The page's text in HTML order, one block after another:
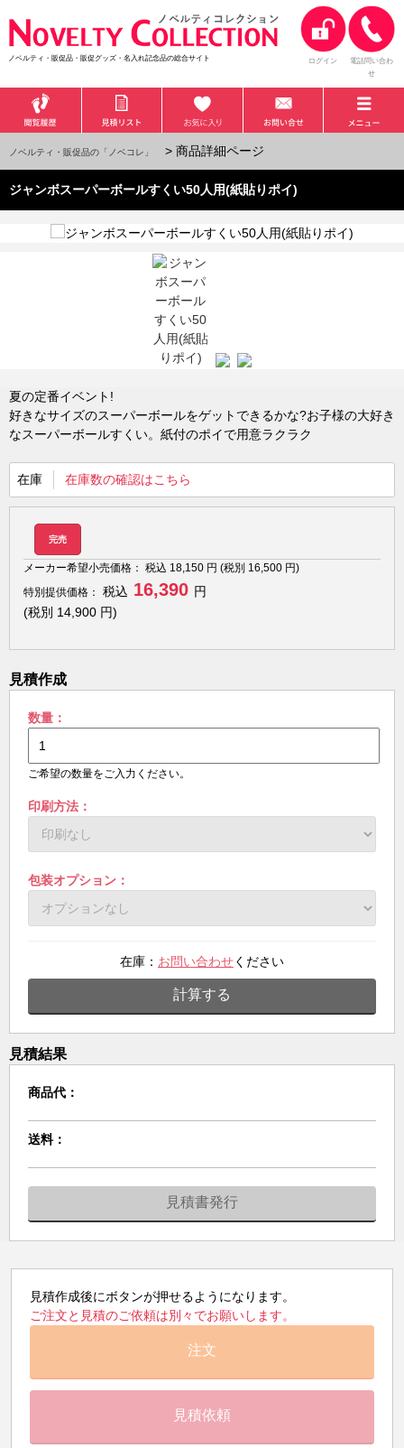
ノベルティ・販促品・販促グッズ・名入れ記念品の総合サイト ログイン
電話問い合わ
せ
ノベルティ・販促品の「ノベコレ」 > 商品詳細ページ
ジャンボスーパーボールすくい50人用(紙貼りポイ)
夏の定番イベント!
好きなサイズのスーパーボールをゲットできるかな?お子様の大好き
なスーパーボールすくい。紙付のポイで用意ラクラク
在庫 在庫数の確認はこちら
完売
メーカー希望小売価格： 税込 18,150 円 (税別 16,500 円)
特別提供価格：
税込 16,390 円
(税別 14,900 円)
見積作成
数量：
ご希望の数量をご入力ください。
印刷方法：
包装オプション：
在庫： お問い合わせください
計算する
見積結果
商品代：
送料：
見積書発行
見積作成後にボタンが押せるようになります。
ご注文と見積のご依頼は別々でお願いします。
注文
見積依頼